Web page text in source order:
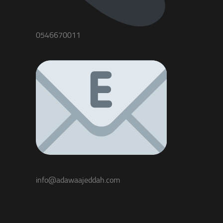
0546670011
info@adawaajeddah.com